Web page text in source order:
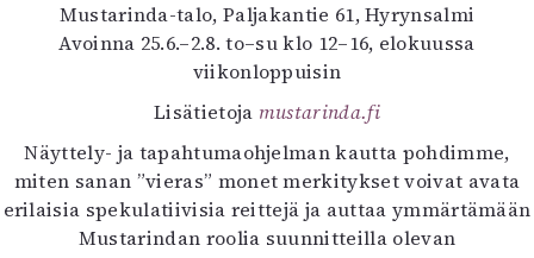
Mustarinda-talo, Paljakantie 61, Hyrynsalmi
Avoinna 25.6.–2.8. to–su klo 12–16, elokuussa
viikonloppuisin
Lisätietoja mustarinda.fi
Näyttely- ja tapahtumaohjelman kautta pohdimme,
miten sanan ”vieras” monet merkitykset voivat avata
erilaisia spekulatiivisia reittejä ja auttaa ymmärtämään
Mustarindan roolia suunnitteilla olevan